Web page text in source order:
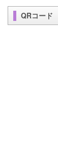
QRコード